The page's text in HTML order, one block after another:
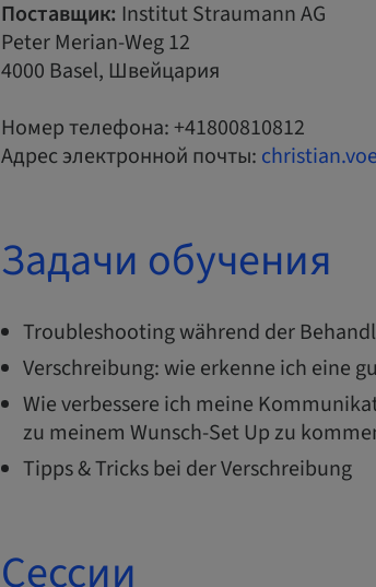
Поставщик: Institut Straumann AG
Peter Merian-Weg 12
4000 Basel, Швейцария
Номер телефона: +41800810812
Адрес электронной почты:
Задачи обучения
Troubleshooting während der
Verschreibung: wie erkenne ich eine
Wie verbessere ich meine
zu meinem Wunsch-Set Up zu
Tipps & Tricks bei der Verschreibung
Сессии